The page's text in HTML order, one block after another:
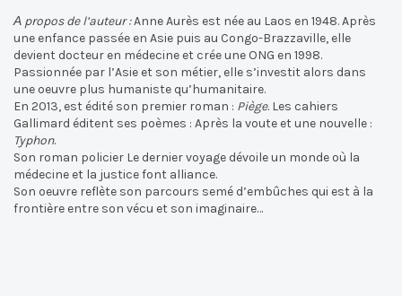
А propos de l’auteur :Anne Aurès est née au Laos en 1948. Après
une enfance passée en Asie puis au Congo-Brazzaville, elle
devient docteur en médecine et crée une ONG en 1998.
Passionnée par l’Asie et son métier, elle s’investit alors dans
une oeuvre plus humaniste qu’humanitaire.
En 2013, est édité son premier roman : Piège. Les cahiers
Gallimard éditent ses poèmes : Après la voute et une nouvelle :
Typhon.
Son roman policier Le dernier voyage dévoile un monde où la
médecine et la justice font alliance.
Son oeuvre reflète son parcours semé d’embûches qui est à la
frontière entre son vécu et son imaginaire…